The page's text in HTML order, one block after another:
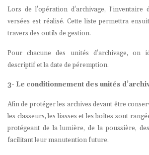
Lors de l’opération d’archivage, l’inventaire
versées est réalisé. Cette liste permettra
travers des outils de gestion.
Pour chacune des unités d’archivage, on
descriptif et la date de péremption.
3- Le conditionnement des unités
Afin de protéger les archives devant être
les classeurs, les liasses et les boîtes sont
protégeant de la lumière, de la poussière,
facilitant leur manutention future.